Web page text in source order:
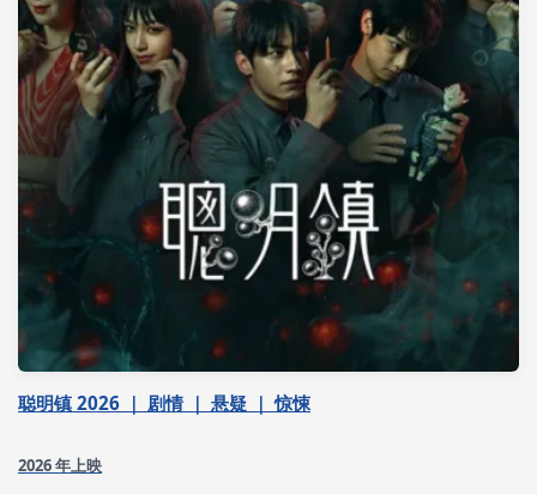
聪明镇 2026 ｜ 剧情 ｜ 悬疑 ｜ 惊悚
2026 年上映